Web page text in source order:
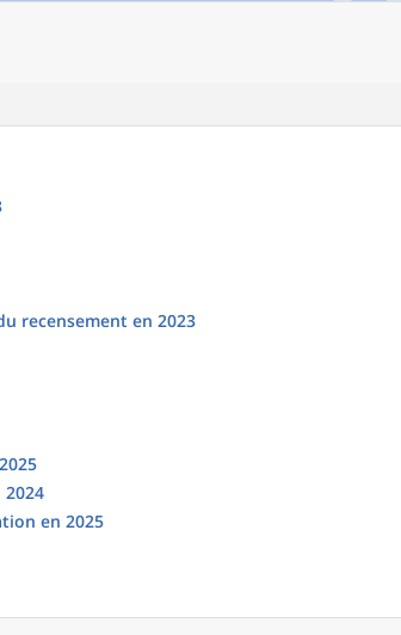
recensement en 2023
2024
en 2025